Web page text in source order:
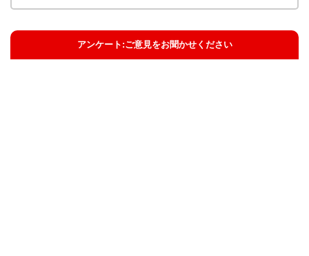
アンケート:ご意見をお聞かせください